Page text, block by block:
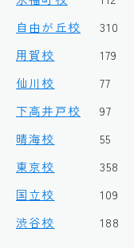
自由が丘校
310
用賀校
179
仙川校
77
下高井戸校
97
晴海校
55
東京校
358
国立校
109
渋谷校
188